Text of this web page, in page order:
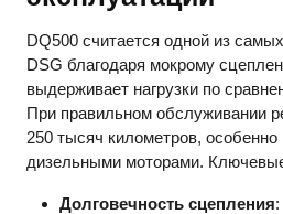
DQ500 считается одной из
DSG благодаря мокрому
выдерживает нагрузки по
При правильном обслуживании
250 тысяч километров,
дизельными моторами.
Долговечность сцепления